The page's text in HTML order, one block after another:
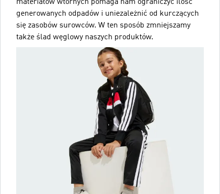
materiałów wtórnych pomaga nam ograniczyć ilość
generowanych odpadów i uniezależnić od kurczących
się zasobów surowców. W ten sposób zmniejszamy
także ślad węglowy naszych produktów.